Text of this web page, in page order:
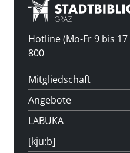
Hotline (Mo-Fr 9 bis
800
Mitgliedschaft
Angebote
LABUKA
[kju:b]